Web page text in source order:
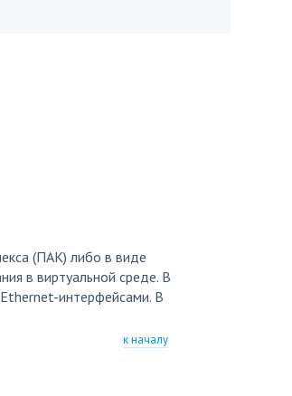
(ПАК) либо в виде
в виртуальной среде. В
интерфейсами. В
к началу